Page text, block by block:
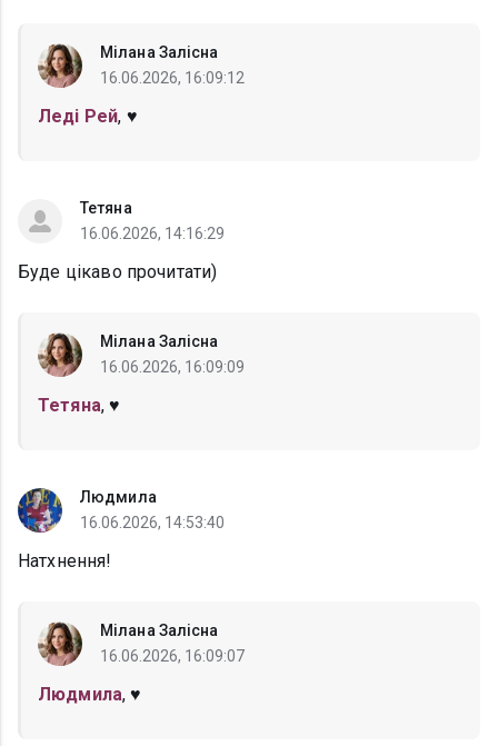
Мілана Залісна
16.06.2026, 16:09:12
Леді Рей, ♥️
Тетяна
16.06.2026, 14:16:29
Буде цікаво прочитати)
Мілана Залісна
16.06.2026, 16:09:09
Тетяна, ♥️
Людмила
16.06.2026, 14:53:40
Натхнення!
Мілана Залісна
16.06.2026, 16:09:07
Людмила, ♥️